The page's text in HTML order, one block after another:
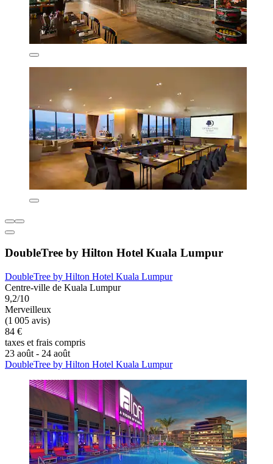
DoubleTree by Hilton Hotel Kuala Lumpur
DoubleTree by Hilton Hotel Kuala Lumpur
Centre-ville de Kuala Lumpur
9,2/10
Merveilleux
(1 005 avis)
84 €
taxes et frais compris
23 août - 24 août
DoubleTree by Hilton Hotel Kuala Lumpur